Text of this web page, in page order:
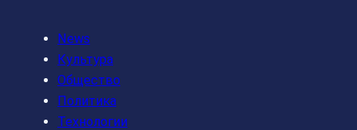
News
Культура
Общество
Политика
Технологии